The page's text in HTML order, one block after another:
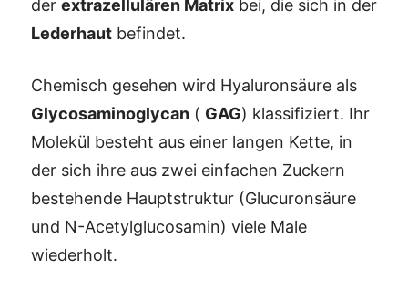
der extrazellulären Matrix bei, die sich in der
Lederhaut befindet.
Chemisch gesehen wird Hyaluronsäure als
Glycosaminoglycan ( GAG) klassifiziert. Ihr
Molekül besteht aus einer langen Kette, in
der sich ihre aus zwei einfachen Zuckern
bestehende Hauptstruktur (Glucuronsäure
und N-Acetylglucosamin) viele Male
wiederholt.